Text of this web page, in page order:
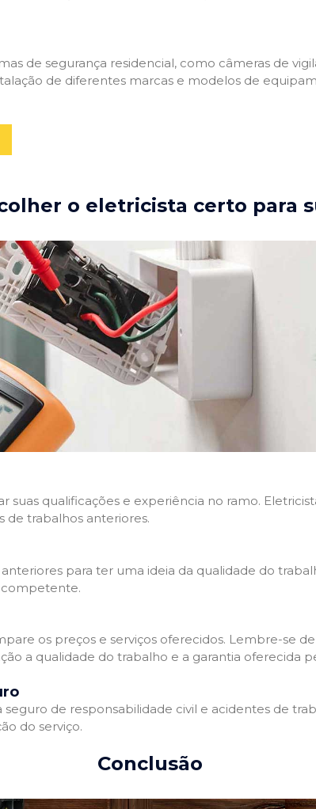
de segurança residencial, como câmeras de
de diferentes marcas e modelos de
o eletricista certo para
qualificações e experiência no ramo.
de trabalhos anteriores.
para ter uma ideia da qualidade do
os preços e serviços oferecidos. Lembre-se
a qualidade do trabalho e a garantia oferecida
de responsabilidade civil e acidentes de
do serviço.
Conclusão